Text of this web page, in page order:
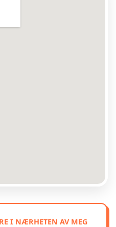
I NÆRHETEN AV MEG